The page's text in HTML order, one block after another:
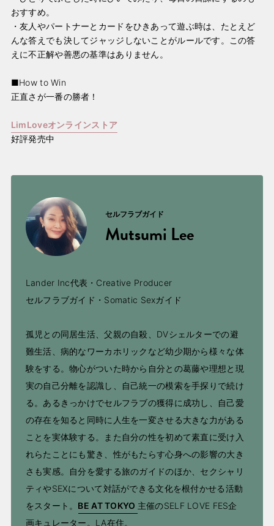
おすすめ。
・友人やパートナーとカードをひきあって遊ぶ時は、たとえど
んな答えでも決してジャッジしないことがルールです。この答
えに不正解や善悪の基準はありません。
■How to Win
正直さが一番の勝者！
LimLoveオンラインストア
好評発売中
セルフラブガイド
Mutsumi Lee
Lander Inc代表・Creative Producer
セルフラブガイド・Somatic Sexガイド
孤児との同居生活、父親の自殺、DVシェルターでの避
難生活、病的なワーカホリックなど幼少期から様々な体
験をする。物心がついた時から自分との葛藤や理想と現
実の自己分離を認識し、自己統一の模索を手探りで続け
る。あるきっかけでセルフラブの獲得に成功し、自己愛
の存在を知ると同時に人生を一変させる大きな力がある
ことを実体験する。また自分の性を初めて素直に受け入
れらたことにも驚き、性がもたらす心身への影響の大き
さも実感。自分を愛する旅のガイドのほか、セクシャリ
ティやSEXについて対話ができる文化を根付かせる活動
をスタート。 BE AT TOKYO 主催のSELF LOVE FES企
画キュレーター。LA在住。